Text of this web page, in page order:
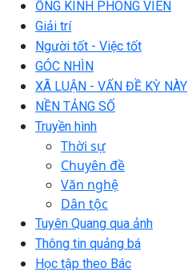
ỐNG KÍNH PHÓNG VIÊN
Giải trí
Người tốt - Việc tốt
GÓC NHÌN
XÃ LUẬN - VẤN ĐỀ KỲ NÀY
NỀN TẢNG SỐ
Truyền hình
Thời sự
Chuyên đề
Văn nghệ
Dân tộc
Tuyên Quang qua ảnh
Thông tin quảng bá
Học tập theo Bác